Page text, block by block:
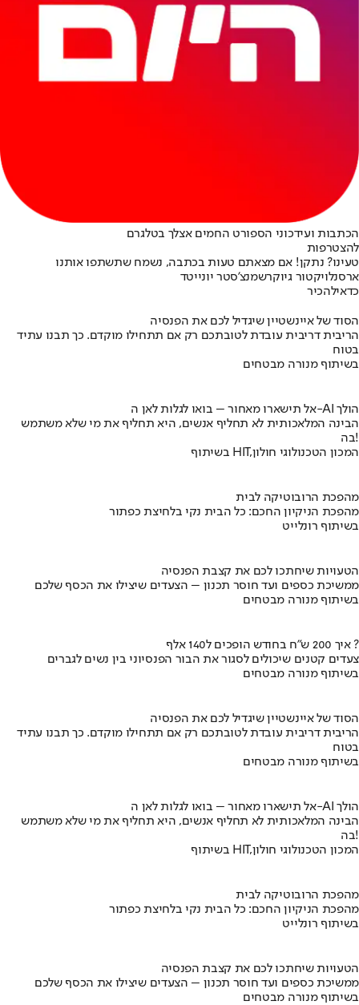
הכתבות ועידכוני הספורט החמים אצלך בטלגרם
להצטרפות
טעינו? נתקן! אם מצאתם טעות בכתבה, נשמח שתשתפו אותנו
ארסנלויקטור גיוקרשמנצ'סטר יונייטד
כדאילהכיר
הסוד של איינשטיין שיגדיל לכם את הפנסיה
הריבית דריבית עובדת לטובתכם רק אם תתחילו מוקדם. כך תבנו עתיד
בטוח
בשיתוף מנורה מבטחים
אל תישארו מאחור – בואו לגלות לאן ה-AI הולך
הבינה המלאכותית לא תחליף אנשים, היא תחליף את מי שלא משתמש
בה!
בשיתוף HIT,המכון הטכנולוגי חולון
מהפכת הרובוטיקה לבית
מהפכת הניקיון החכם: כל הבית נקי בלחיצת כפתור
בשיתוף רונלייט
הטעויות שיחתכו לכם את קצבת הפנסיה
ממשיכת כספים ועד חוסר תכנון – הצעדים שיצילו את הכסף שלכם
בשיתוף מנורה מבטחים
איך 200 ש"ח בחודש הופכים ל140 אלף ?
צעדים קטנים שיכולים לסגור את הבור הפנסיוני בין נשים לגברים
בשיתוף מנורה מבטחים
הסוד של איינשטיין שיגדיל לכם את הפנסיה
הריבית דריבית עובדת לטובתכם רק אם תתחילו מוקדם. כך תבנו עתיד
בטוח
בשיתוף מנורה מבטחים
אל תישארו מאחור – בואו לגלות לאן ה-AI הולך
הבינה המלאכותית לא תחליף אנשים, היא תחליף את מי שלא משתמש
בה!
בשיתוף HIT,המכון הטכנולוגי חולון
מהפכת הרובוטיקה לבית
מהפכת הניקיון החכם: כל הבית נקי בלחיצת כפתור
בשיתוף רונלייט
הטעויות שיחתכו לכם את קצבת הפנסיה
ממשיכת כספים ועד חוסר תכנון – הצעדים שיצילו את הכסף שלכם
בשיתוף מנורה מבטחים